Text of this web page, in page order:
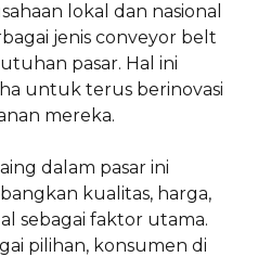
lokal dan nasional
jenis conveyor belt
pasar. Hal ini
untuk terus berinovasi
mereka.
dalam pasar ini
kualitas, harga,
sebagai faktor utama.
pilihan, konsumen di